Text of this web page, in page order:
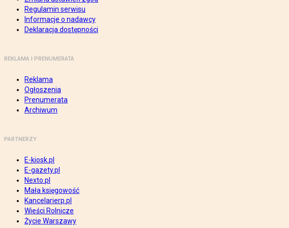
Regulamin serwisu
Informacje o nadawcy
Deklaracja dostępności
REKLAMA I PRENUMERATA
Reklama
Ogłoszenia
Prenumerata
Archiwum
PARTNERZY
E-kiosk.pl
E-gazety.pl
Nexto.pl
Mała księgowość
Kancelarierp.pl
Wieści Rolnicze
Życie Warszawy